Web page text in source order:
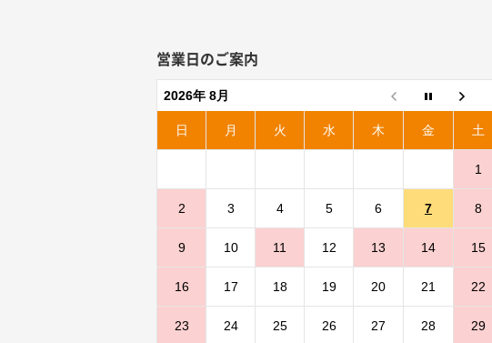
営業日のご案内
2026年 8月
日 月 火 水 木 金 土
1
2 3 4 5 6 7 8
9 10 11 12 13 14 15
16 17 18 19 20 21 22
23 24 25 26 27 28 29